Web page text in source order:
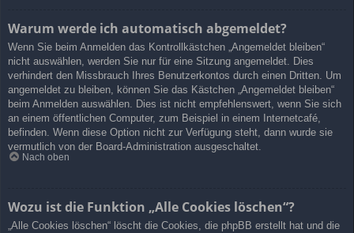
Warum werde ich automatisch abgemeldet?
Wenn Sie beim Anmelden das Kontrollkästchen „Angemeldet bleiben“
nicht auswählen, werden Sie nur für eine Sitzung angemeldet. Dies
verhindert den Missbrauch Ihres Benutzerkontos durch einen Dritten. Um
angemeldet zu bleiben, können Sie das Kästchen „Angemeldet bleiben“
beim Anmelden auswählen. Dies ist nicht empfehlenswert, wenn Sie sich
an einem öffentlichen Computer, zum Beispiel in einem Internetcafé,
befinden. Wenn diese Option nicht zur Verfügung steht, dann wurde sie
vermutlich von der Board-Administration ausgeschaltet.
Nach oben
Wozu ist die Funktion „Alle Cookies löschen“?
„Alle Cookies löschen“ löscht die Cookies, die phpBB erstellt hat und die